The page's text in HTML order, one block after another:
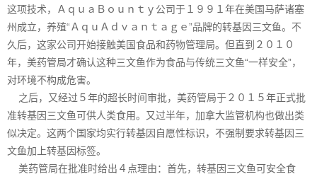
这项技术，ＡｑｕａＢｏｕｎｔｙ公司于１９９１年在美国马萨诸塞
州成立，养殖“ＡｑｕＡｄｖａｎｔａｇｅ”品牌的转基因三文鱼。不
久后，这家公司开始接触美国食品和药物管理局。但直到２０１０
年，美药管局才确认这种三文鱼作为食品与传统三文鱼“一样安全”，
对环境不构成危害。
之后，又经过５年的超长时间审批，美药管局于２０１５年正式批
准转基因三文鱼可供人类食用。又过半年，加拿大监管机构也做出类
似决定。这两个国家均实行转基因自愿性标识，不强制要求转基因三
文鱼加上转基因标签。
美药管局在批准时给出４点理由：首先，转基因三文鱼可安全食